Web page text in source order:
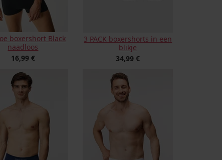
boxershort Black
naadloos
16,99 €
3 PACK boxershorts in een
blikje
34,99 €